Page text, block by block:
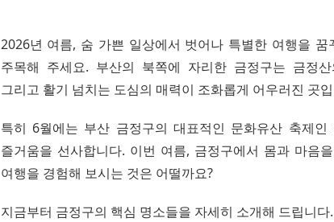
2026년 여름, 숨 가쁜 일상에서 벗어나 특별한 여행을
주목해 주세요. 부산의 북쪽에 자리한 금정구는 금정
그리고 활기 넘치는 도심의 매력이 조화롭게 어우러진 곳
특히 6월에는 부산 금정구의 대표적인 문화유산 축제
즐거움을 선사합니다. 이번 여름, 금정구에서 몸과 마음
여행을 경험해 보시는 것은 어떨까요?
지금부터 금정구의 핵심 명소들을 자세히 소개해 드립니다.